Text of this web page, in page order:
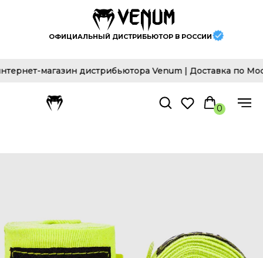
ОФИЦИАЛЬНЫЙ ДИСТРИБЬЮТОР В РОССИИ
магазин дистрибьютора Venum | Доставка по
0